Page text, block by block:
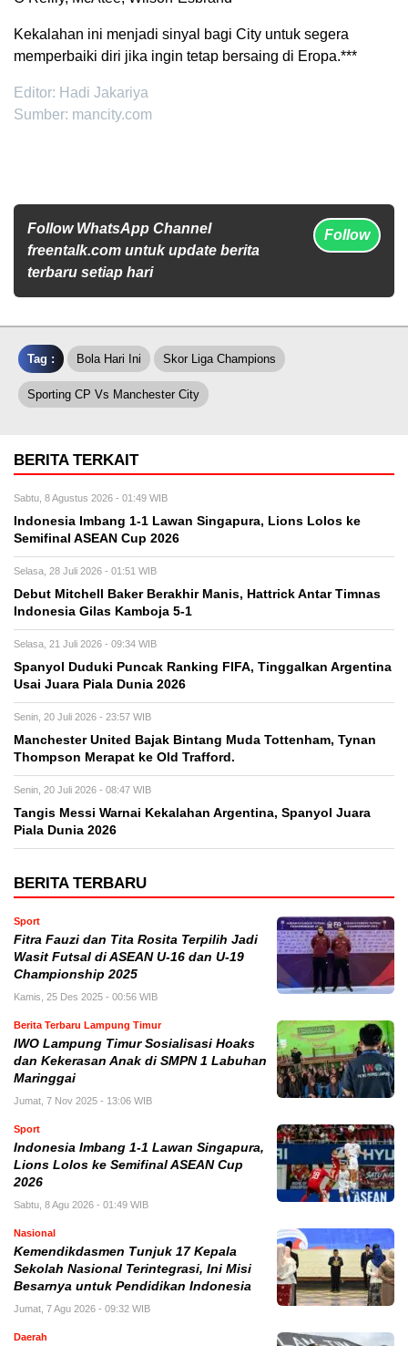
Kekalahan ini menjadi sinyal bagi City untuk segera
memperbaiki diri jika ingin tetap bersaing di Eropa.***
Editor: Hadi Jakariya
Sumber: mancity.com
Follow WhatsApp Channel
freentalk.com untuk update berita
terbaru setiap hari
Follow
Tag : Bola Hari Ini Skor Liga Champions
Sporting CP Vs Manchester City
BERITA TERKAIT
Sabtu, 8 Agustus 2026 - 01:49 WIB
Indonesia Imbang 1-1 Lawan Singapura, Lions Lolos ke
Semifinal ASEAN Cup 2026
Selasa, 28 Juli 2026 - 01:51 WIB
Debut Mitchell Baker Berakhir Manis, Hattrick Antar Timnas
Indonesia Gilas Kamboja 5-1
Selasa, 21 Juli 2026 - 09:34 WIB
Spanyol Duduki Puncak Ranking FIFA, Tinggalkan Argentina
Usai Juara Piala Dunia 2026
Senin, 20 Juli 2026 - 23:57 WIB
Manchester United Bajak Bintang Muda Tottenham, Tynan
Thompson Merapat ke Old Trafford.
Senin, 20 Juli 2026 - 08:47 WIB
Tangis Messi Warnai Kekalahan Argentina, Spanyol Juara
Piala Dunia 2026
BERITA TERBARU
Sport
Fitra Fauzi dan Tita Rosita Terpilih Jadi
Wasit Futsal di ASEAN U-16 dan U-19
Championship 2025
Kamis, 25 Des 2025 - 00:56 WIB
Berita Terbaru Lampung Timur
IWO Lampung Timur Sosialisasi Hoaks
dan Kekerasan Anak di SMPN 1 Labuhan
Maringgai
Jumat, 7 Nov 2025 - 13:06 WIB
Sport
Indonesia Imbang 1-1 Lawan Singapura,
Lions Lolos ke Semifinal ASEAN Cup
2026
Sabtu, 8 Agu 2026 - 01:49 WIB
Nasional
Kemendikdasmen Tunjuk 17 Kepala
Sekolah Nasional Terintegrasi, Ini Misi
Besarnya untuk Pendidikan Indonesia
Jumat, 7 Agu 2026 - 09:32 WIB
Daerah